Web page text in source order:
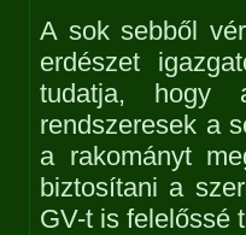
A sok sebből
erdészet
tudatja, hogy
rendszeresek a
a rakományt
biztosítani a
GV-t is felelőssé